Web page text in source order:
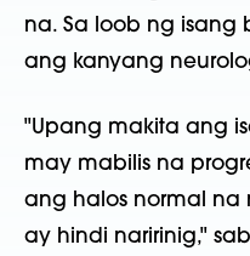
na. Sa loob ng isang
ang kanyang
"Upang makita ang
may mabilis na
ang halos normal na
ay hindi naririnig,"